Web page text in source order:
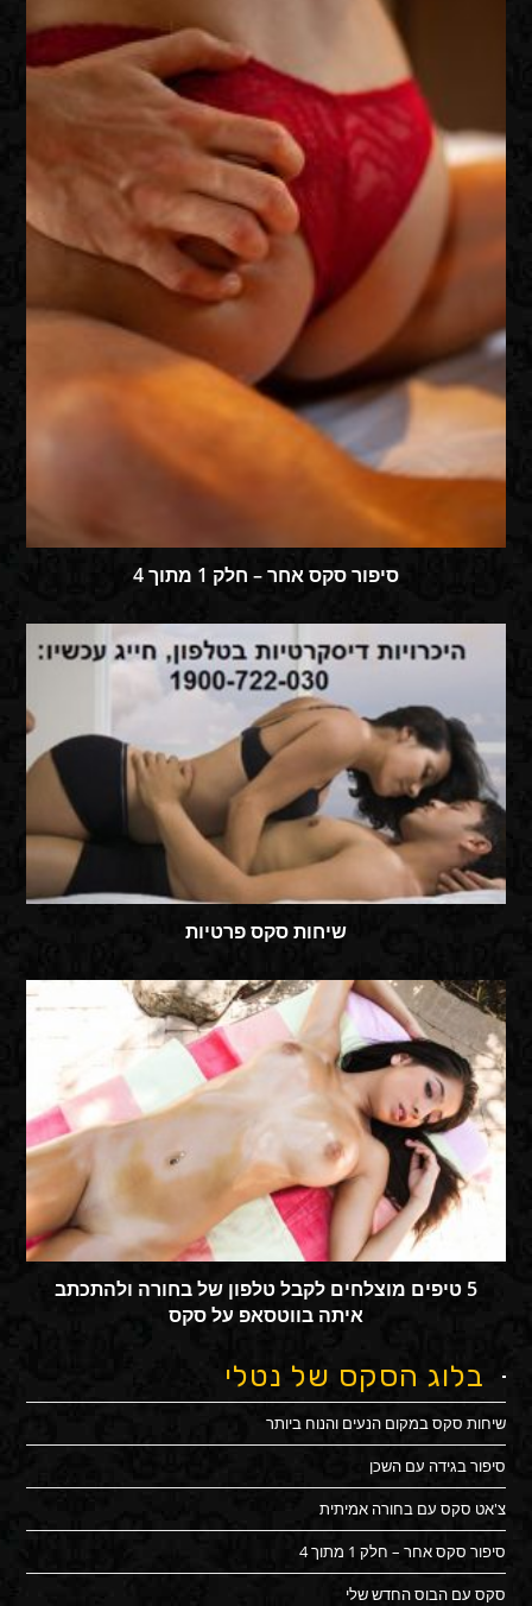
סיפור סקס אחר – חלק 1 מתוך 4
שיחות סקס פרטיות
5 טיפים מוצלחים לקבל טלפון של בחורה ולהתכתב
איתה בווטסאפ על סקס
בלוג הסקס של נטלי
שיחות סקס במקום הנעים והנוח ביותר
סיפור בגידה עם השכן
צ'אט סקס עם בחורה אמיתית
סיפור סקס אחר – חלק 1 מתוך 4
סקס עם הבוס החדש שלי